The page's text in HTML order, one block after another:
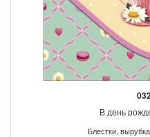
В день
Блестки,